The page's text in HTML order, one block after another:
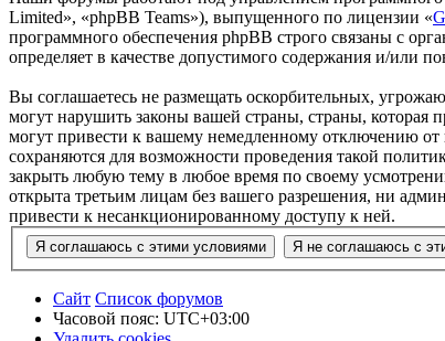
Limited», «phpBB Teams»), выпущенного по лицензии «
программного обеспечения phpBB строго связаны с
определяет в качестве допустимого содержания и/или
Вы соглашаетесь не размещать оскорбительных,
могут нарушить законы вашей страны, страны, которая
могут привести к вашему немедленному отключению от
сохраняются для возможности проведения такой
закрыть любую тему в любое время по своему
открыта третьим лицам без вашего разрешения, ни
привести к несанкционированному доступу к ней.
Сайт Список форумов
Часовой пояс: UTC+03:00